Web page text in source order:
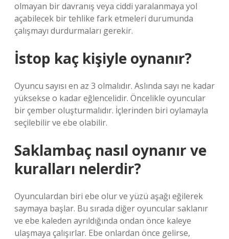
olmayan bir davranış veya ciddi yaralanmaya yol
açabilecek bir tehlike fark etmeleri durumunda
çalışmayı durdurmaları gerekir.
İstop kaç kişiyle oynanır?
Oyuncu sayısı en az 3 olmalıdır. Aslında sayı ne kadar
yüksekse o kadar eğlencelidir. Öncelikle oyuncular
bir çember oluşturmalıdır. İçlerinden biri oylamayla
seçilebilir ve ebe olabilir.
Saklambaç nasıl oynanır ve
kuralları nelerdir?
Oyunculardan biri ebe olur ve yüzü aşağı eğilerek
saymaya başlar. Bu sırada diğer oyuncular saklanır
ve ebe kaleden ayrıldığında ondan önce kaleye
ulaşmaya çalışırlar. Ebe onlardan önce gelirse,